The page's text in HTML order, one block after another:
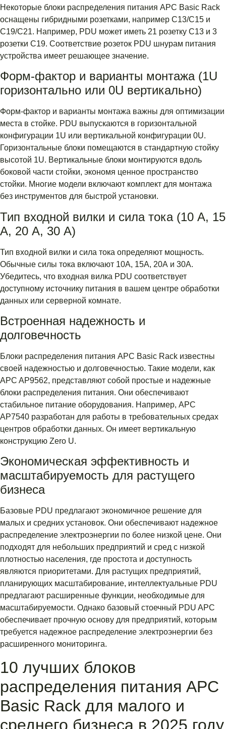
Некоторые блоки распределения питания APC Basic Rack
оснащены гибридными розетками, например C13/C15 и
C19/C21. Например, PDU может иметь 21 розетку C13 и 3
розетки C19. Соответствие розеток PDU шнурам питания
устройства имеет решающее значение.
Форм-фактор и варианты монтажа (1U
горизонтально или 0U вертикально)
Форм-фактор и варианты монтажа важны для оптимизации
места в стойке. PDU выпускаются в горизонтальной
конфигурации 1U или вертикальной конфигурации 0U.
Горизонтальные блоки помещаются в стандартную стойку
высотой 1U. Вертикальные блоки монтируются вдоль
боковой части стойки, экономя ценное пространство
стойки. Многие модели включают комплект для монтажа
без инструментов для быстрой установки.
Тип входной вилки и сила тока (10 А, 15
А, 20 А, 30 А)
Тип входной вилки и сила тока определяют мощность.
Обычные силы тока включают 10А, 15А, 20А и 30А.
Убедитесь, что входная вилка PDU соответствует
доступному источнику питания в вашем центре обработки
данных или серверной комнате.
Встроенная надежность и
долговечность
Блоки распределения питания APC Basic Rack известны
своей надежностью и долговечностью. Такие модели, как
APC AP9562, представляют собой простые и надежные
блоки распределения питания. Они обеспечивают
стабильное питание оборудования. Например, APC
AP7540 разработан для работы в требовательных средах
центров обработки данных. Он имеет вертикальную
конструкцию Zero U.
Экономическая эффективность и
масштабируемость для растущего
бизнеса
Базовые PDU предлагают экономичное решение для
малых и средних установок. Они обеспечивают надежное
распределение электроэнергии по более низкой цене. Они
подходят для небольших предприятий и сред с низкой
плотностью населения, где простота и доступность
являются приоритетами. Для растущих предприятий,
планирующих масштабирование, интеллектуальные PDU
предлагают расширенные функции, необходимые для
масштабируемости. Однако базовый стоечный PDU APC
обеспечивает прочную основу для предприятий, которым
требуется надежное распределение электроэнергии без
расширенного мониторинга.
10 лучших блоков
распределения питания APC
Basic Rack для малого и
среднего бизнеса в 2025 году